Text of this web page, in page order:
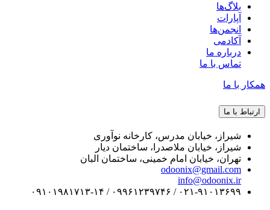
بلاگ‌ها
آپارات
انجمن‌ها
آکادمی
درباره ما
تماس با ما
همکار با ما
ارتباط با ما
شیراز، خیابان مدرس، کارخانه نوآوری
شیراز، خیابان ملاصدرا، ساختمان دیار
تهران، خیابان امام خمینی، ساختمان البان
odoonix@gmail.com
info@odoonix.ir
۰۲۱-۹۱۰۱۳۶۹۹ / ۰۹۹۶۱۲۳۹۷۴۶ / ۰۹۱۰۱۹۸۱۷۱۳-۱۴